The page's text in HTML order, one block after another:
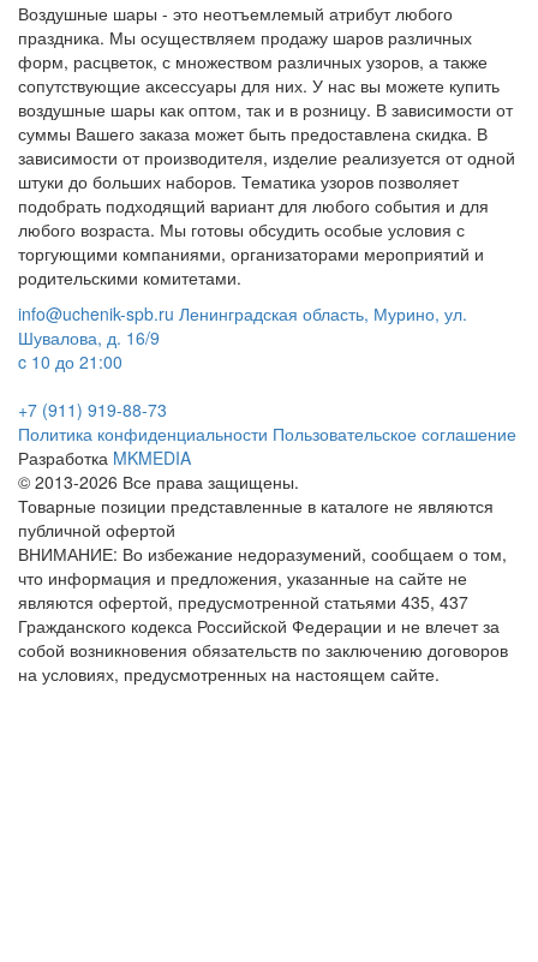
Воздушные шары - это неотъемлемый атрибут любого
праздника. Мы осуществляем продажу шаров различных
форм, расцветок, с множеством различных узоров, а также
сопутствующие аксессуары для них. У нас вы можете купить
воздушные шары как оптом, так и в розницу. В зависимости от
суммы Вашего заказа может быть предоставлена скидка. В
зависимости от производителя, изделие реализуется от одной
штуки до больших наборов. Тематика узоров позволяет
подобрать подходящий вариант для любого события и для
любого возраста. Мы готовы обсудить особые условия с
торгующими компаниями, организаторами мероприятий и
родительскими комитетами.
info@uchenik-spb.ru Ленинградская область, Мурино, ул.
Шувалова, д. 16/9
c 10 до 21:00
+7 (911) 919-88-73
Политика конфиденциальности Пользовательское соглашение
Разработка MKMEDIA
© 2013-2026 Все права защищены.
Товарные позиции представленные в каталоге не являются
публичной офертой
ВНИМАНИЕ: Во избежание недоразумений, сообщаем о том,
что информация и предложения, указанные на сайте не
являются офертой, предусмотренной статьями 435, 437
Гражданского кодекса Российской Федерации и не влечет за
собой возникновения обязательств по заключению договоров
на условиях, предусмотренных на настоящем сайте.